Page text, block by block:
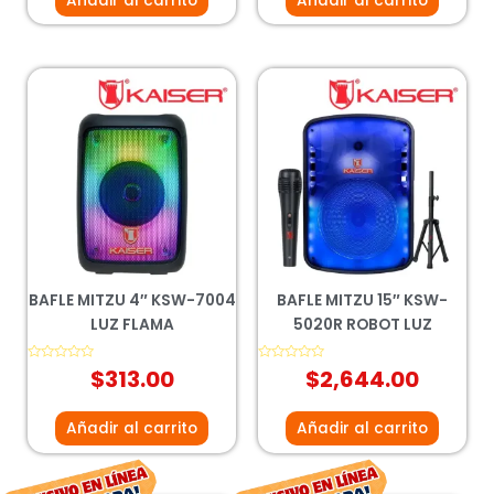
BAFLE MITZU 4″ KSW-7004
LUZ FLAMA
$313.00
Añadir al carrito
BAFLE MITZU 15″ KSW-
5020R ROBOT LUZ
$2,644.00
Añadir al carrito